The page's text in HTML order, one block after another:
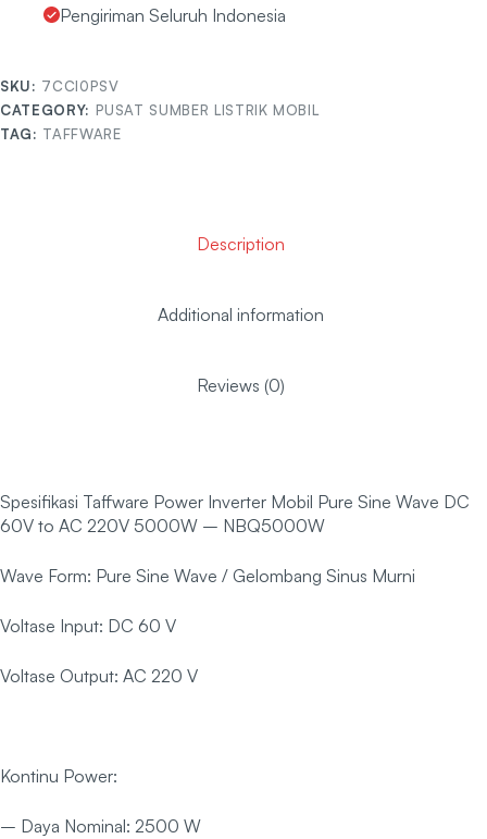
Pengiriman Seluruh Indonesia
SKU: 7CCI0PSV
CATEGORY: PUSAT SUMBER LISTRIK MOBIL
TAG: TAFFWARE
Description
Additional information
Reviews (0)
Spesifikasi Taffware Power Inverter Mobil Pure Sine Wave DC
60V to AC 220V 5000W – NBQ5000W
Wave Form: Pure Sine Wave / Gelombang Sinus Murni
Voltase Input: DC 60 V
Voltase Output: AC 220 V
Kontinu Power:
– Daya Nominal: 2500 W